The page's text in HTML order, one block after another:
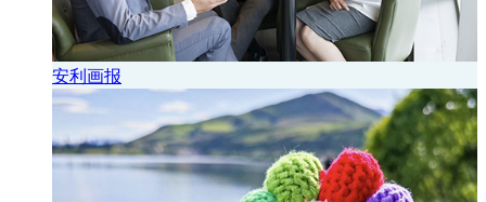
安利画报